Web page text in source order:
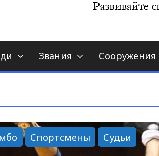
Звания Сооружения
Спортсмены Судьи